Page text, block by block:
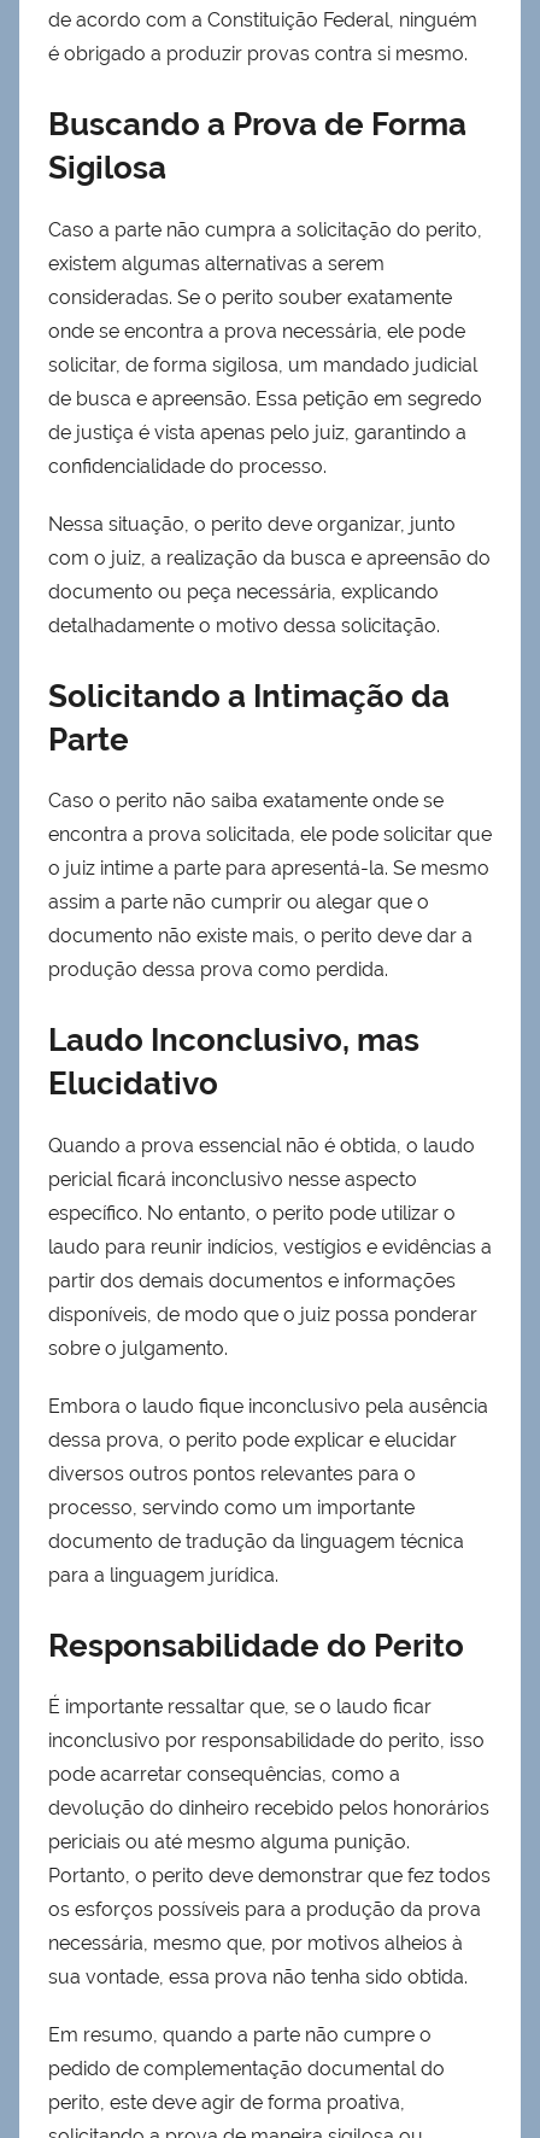
de acordo com a Constituição Federal, ninguém
é obrigado a produzir provas contra si mesmo.
Buscando a Prova de Forma
Sigilosa
Caso a parte não cumpra a solicitação do perito,
existem algumas alternativas a serem
consideradas. Se o perito souber exatamente
onde se encontra a prova necessária, ele pode
solicitar, de forma sigilosa, um mandado judicial
de busca e apreensão. Essa petição em segredo
de justiça é vista apenas pelo juiz, garantindo a
confidencialidade do processo.
Nessa situação, o perito deve organizar, junto
com o juiz, a realização da busca e apreensão do
documento ou peça necessária, explicando
detalhadamente o motivo dessa solicitação.
Solicitando a Intimação da
Parte
Caso o perito não saiba exatamente onde se
encontra a prova solicitada, ele pode solicitar que
o juiz intime a parte para apresentá-la. Se mesmo
assim a parte não cumprir ou alegar que o
documento não existe mais, o perito deve dar a
produção dessa prova como perdida.
Laudo Inconclusivo, mas
Elucidativo
Quando a prova essencial não é obtida, o laudo
pericial ficará inconclusivo nesse aspecto
específico. No entanto, o perito pode utilizar o
laudo para reunir indícios, vestígios e evidências a
partir dos demais documentos e informações
disponíveis, de modo que o juiz possa ponderar
sobre o julgamento.
Embora o laudo fique inconclusivo pela ausência
dessa prova, o perito pode explicar e elucidar
diversos outros pontos relevantes para o
processo, servindo como um importante
documento de tradução da linguagem técnica
para a linguagem jurídica.
Responsabilidade do Perito
É importante ressaltar que, se o laudo ficar
inconclusivo por responsabilidade do perito, isso
pode acarretar consequências, como a
devolução do dinheiro recebido pelos honorários
periciais ou até mesmo alguma punição.
Portanto, o perito deve demonstrar que fez todos
os esforços possíveis para a produção da prova
necessária, mesmo que, por motivos alheios à
sua vontade, essa prova não tenha sido obtida.
Em resumo, quando a parte não cumpre o
pedido de complementação documental do
perito, este deve agir de forma proativa,